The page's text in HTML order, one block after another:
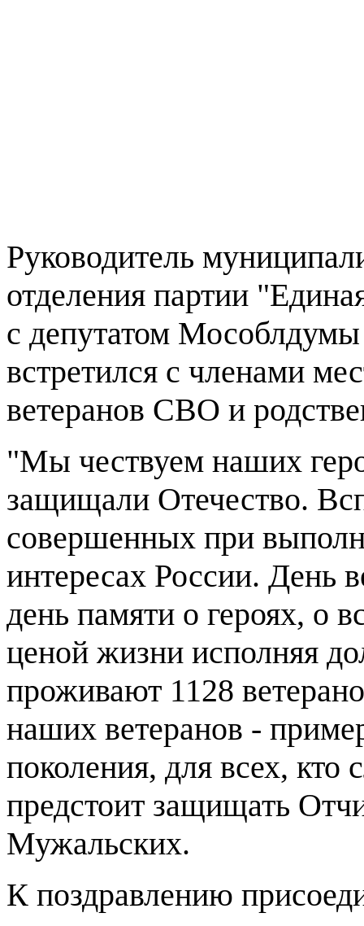
Руководитель
отделения партии
с депутатом
встретился с членами
ветеранов СВО и
"Мы чествуем наших
защищали Отечество.
совершенных при
интересах России. День
день памяти о героях, о
ценой жизни исполняя
проживают 1128
наших ветеранов -
поколения, для всех, кто
предстоит защищать
Мужальских.
К поздравлению